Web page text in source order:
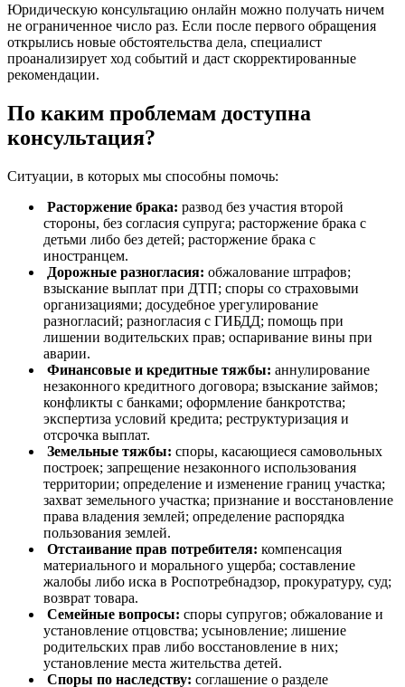
Юридическую консультацию онлайн можно получать ничем
не ограниченное число раз. Если после первого обращения
открылись новые обстоятельства дела, специалист
проанализирует ход событий и даст скорректированные
рекомендации.
По каким проблемам доступна
консультация?
Ситуации, в которых мы способны помочь:
Расторжение брака: развод без участия второй
стороны, без согласия супруга; расторжение брака с
детьми либо без детей; расторжение брака с
иностранцем.
Дорожные разногласия: обжалование штрафов;
взыскание выплат при ДТП; споры со страховыми
организациями; досудебное урегулирование
разногласий; разногласия с ГИБДД; помощь при
лишении водительских прав; оспаривание вины при
аварии.
Финансовые и кредитные тяжбы: аннулирование
незаконного кредитного договора; взыскание займов;
конфликты с банками; оформление банкротства;
экспертиза условий кредита; реструктуризация и
отсрочка выплат.
Земельные тяжбы: споры, касающиеся самовольных
построек; запрещение незаконного использования
территории; определение и изменение границ участка;
захват земельного участка; признание и восстановление
права владения землей; определение распорядка
пользования землей.
Отстаивание прав потребителя: компенсация
материального и морального ущерба; составление
жалобы либо иска в Роспотребнадзор, прокуратуру, суд;
возврат товара.
Семейные вопросы: споры супругов; обжалование и
установление отцовства; усыновление; лишение
родительских прав либо восстановление в них;
установление места жительства детей.
Споры по наследству: соглашение о разделе